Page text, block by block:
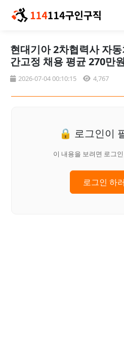
현대기아 2차협력사 자
간고정 채용 평균 270만
2026-07-04 00:10:15 4,767
🔒 로그인이
이 내용을 보려면 로그
로그인 하